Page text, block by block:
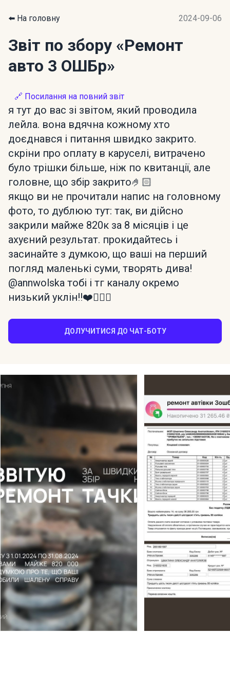
⬅️ На головну 2024-09-06
Звіт по збору «Ремонт
авто 3 ОШБр»
🔗 Посилання на повний звіт
я тут до вас зі звітом, який проводила
лейла. вона вдячна кожному хто
доєднався і питання швидко закрито.
скріни про оплату в каруселі, витрачено
було трішки більше, ніж по квитанції, але
головне, що збір закрито🤌🏻
якщо ви не прочитали напис на головному
фото, то дублюю тут: так, ви дійсно
закрили майже 820к за 8 місяців і це
ахуєний результат. прокидайтесь і
засинайте з думкою, що ваші на перший
погляд маленькі суми, творять дива!
@annwolska тобі і тг каналу окремо
низький уклін!!❤️🙇🏼‍♀️
ДОЛУЧИТИСЯ ДО ЧАТ-БОТУ